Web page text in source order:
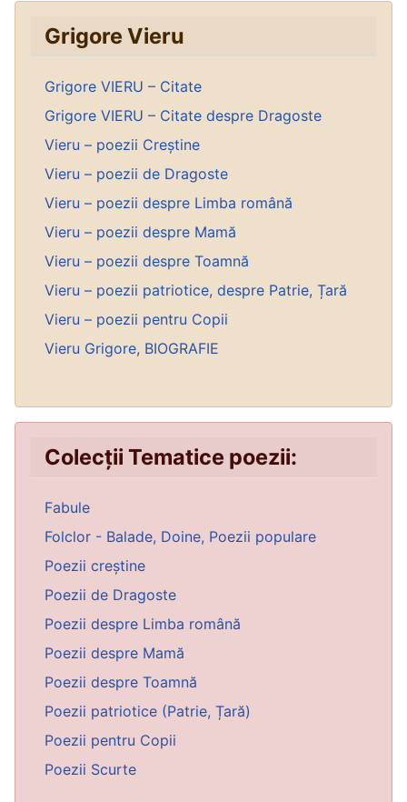
Grigore Vieru
Grigore VIERU – Citate
Grigore VIERU – Citate despre Dragoste
Vieru – poezii Creștine
Vieru – poezii de Dragoste
Vieru – poezii despre Limba română
Vieru – poezii despre Mamă
Vieru – poezii despre Toamnă
Vieru – poezii patriotice, despre Patrie, Țară
Vieru – poezii pentru Copii
Vieru Grigore, BIOGRAFIE
Colecții Tematice poezii:
Fabule
Folclor - Balade, Doine, Poezii populare
Poezii creștine
Poezii de Dragoste
Poezii despre Limba română
Poezii despre Mamă
Poezii despre Toamnă
Poezii patriotice (Patrie, Țară)
Poezii pentru Copii
Poezii Scurte